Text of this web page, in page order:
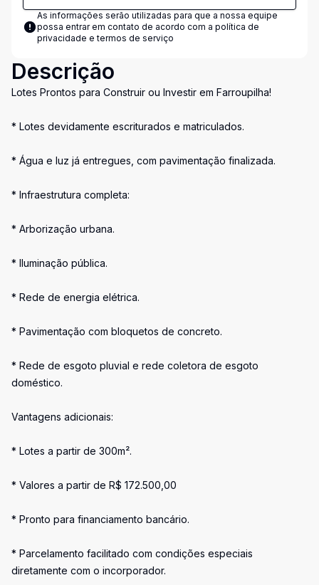
As informações serão utilizadas para que a nossa equipe
possa entrar em contato de acordo com a política de
privacidade e termos de serviço
Descrição
Lotes Prontos para Construir ou Investir em Farroupilha!
* Lotes devidamente escriturados e matriculados.
* Água e luz já entregues, com pavimentação finalizada.
* Infraestrutura completa:
* Arborização urbana.
* Iluminação pública.
* Rede de energia elétrica.
* Pavimentação com bloquetos de concreto.
* Rede de esgoto pluvial e rede coletora de esgoto
doméstico.
Vantagens adicionais:
* Lotes a partir de 300m².
* Valores a partir de R$ 172.500,00
* Pronto para financiamento bancário.
* Parcelamento facilitado com condições especiais
diretamente com o incorporador.